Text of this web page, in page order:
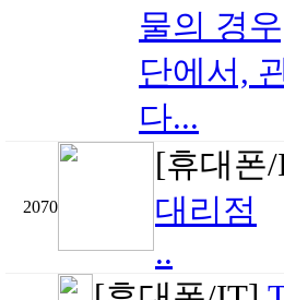
물의 경
단에서,
다...
2070
[휴대
대리점
..